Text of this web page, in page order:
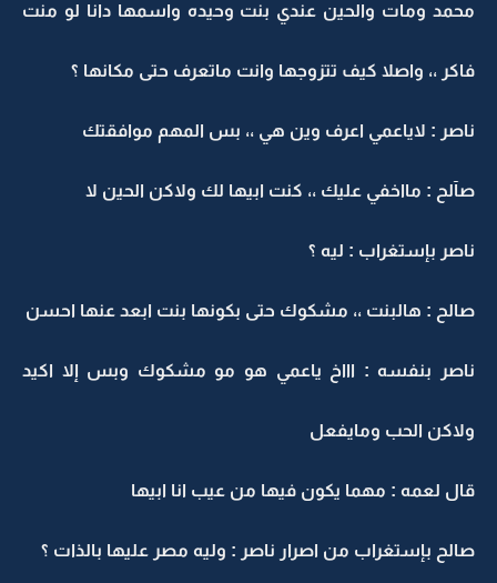
محمد ومات والحين عندي بنت وحيده واسمها دانا لو منت
فاكر ،، واصلا كيف تتزوجها وانت ماتعرف حتى مكانها ؟
ناصر : لاياعمي اعرف وين هي ،، بس المهم موافقتك
صآلح : مااخفي عليك ،، كنت ابيها لك ولاكن الحين لا
ناصر بإستغراب : ليه ؟
صالح : هالبنت ،، مشكوك حتى بكونها بنت ابعد عنها احسن
ناصر بنفسه : اااخ ياعمي هو مو مشكوك وبس إلا اكيد
ولاكن الحب ومايفعل
قال لعمه : مهما يكون فيها من عيب انا ابيها
صالح بإستغراب من اصرار ناصر : وليه مصر عليها بالذات ؟